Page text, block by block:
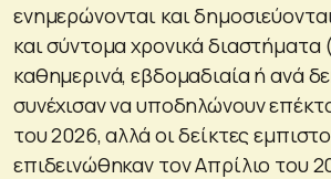
ενημερώνονται και
και σύντομα χρονικά διαστήματα
καθημερινά, εβδομαδιαία ή ανά
συνέχισαν να υποδηλώνουν
του 2026, αλλά οι δείκτες
επιδεινώθηκαν τον Απρίλιο του